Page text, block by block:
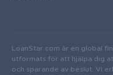
LoanStar.com är en global
utformats för att hjälpa dig
och sparande av beslut. Vi